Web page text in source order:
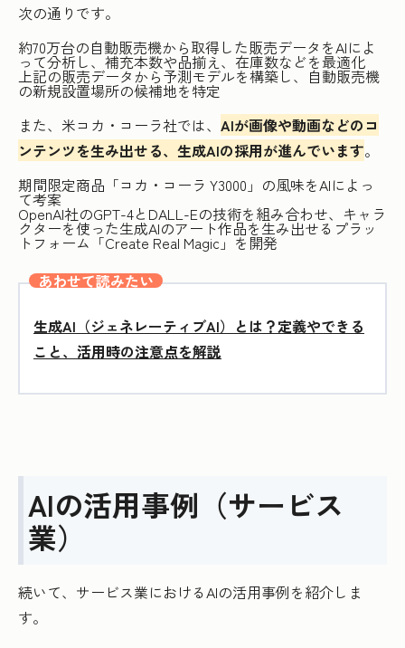
次の通りです。
約70万台の自動販売機から取得した販売データをAIによ
って分析し、補充本数や品揃え、在庫数などを最適化
上記の販売データから予測モデルを構築し、自動販売機
の新規設置場所の候補地を特定
また、米コカ・コーラ社では、 AIが画像や動画などのコ
ンテンツを生み出せる、生成AIの採用が進んでいます。
期間限定商品「コカ・コーラ Y3000」の風味をAIによっ
て考案
OpenAI社のGPT-4とDALL-Eの技術を組み合わせ、キャラ
クターを使った生成AIのアート作品を生み出せるプラッ
トフォーム「Create Real Magic」を開発
あわせて読みたい
生成AI（ジェネレーティブAI）とは？定義やできる
こと、活用時の注意点を解説
AIの活用事例（サービス
業）
続いて、サービス業におけるAIの活用事例を紹介しま
す。